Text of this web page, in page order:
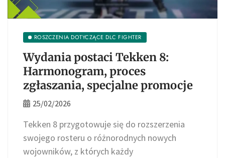
ROSZCZENIA DOTYCZĄCE DLC FIGHTER
Wydania postaci Tekken 8:
Harmonogram, proces
zgłaszania, specjalne promocje
25/02/2026
Tekken 8 przygotowuje się do rozszerzenia
swojego rosteru o różnorodnych nowych
wojowników, z których każdy